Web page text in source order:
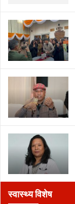
स्वास्थ्य विशेष